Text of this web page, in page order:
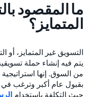
ما المقصود
المتمايز؟
التسويق غير المتمايز،
يتم فيه إنشاء حملة
من السوق. إنها
بقبول عام أكبر وترغب
حيث التكلفة باستخدام